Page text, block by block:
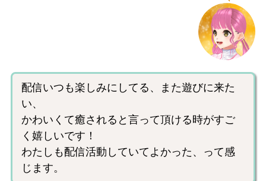
配信いつも楽しみにしてる、また遊びに来た
い、
かわいくて癒されると言って頂ける時がすご
く嬉しいです！
わたしも配信活動していてよかった、って感
じます。